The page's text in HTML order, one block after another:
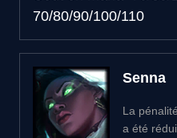
70/80/90/100/110
Senna
La
a été